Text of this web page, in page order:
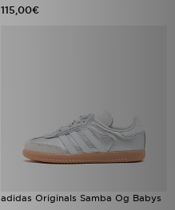
115,00€
adidas Originals Samba Og Babys